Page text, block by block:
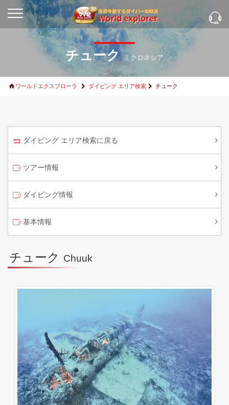
チュークミクロネシア
ワールドエクスプローラ ダイビング エリア検索 チューク
ダイビング エリア検索に戻る
ツアー情報
ダイビング情報
基本情報
チューク Chuuk